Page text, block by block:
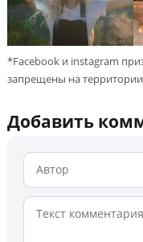
*Facebook и instagram
запрещены на
Добавить